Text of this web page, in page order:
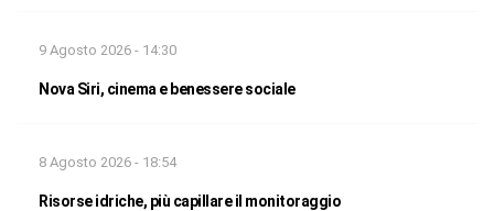
9 Agosto 2026 - 14:30
Nova Siri, cinema e benessere sociale
8 Agosto 2026 - 18:54
Risorse idriche, più capillare il monitoraggio